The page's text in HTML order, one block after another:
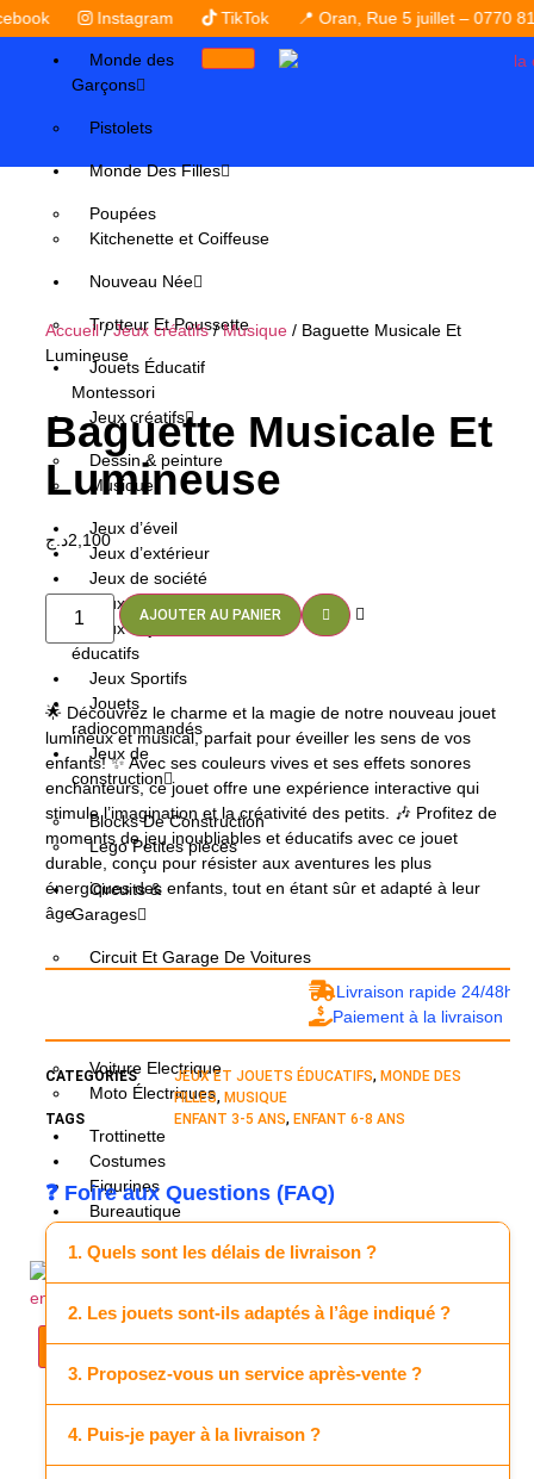
Instagram TikTok 📍 Oran, Rue 5 juillet – 0770 81 86 52
Monde des
Garçons
Pistolets
Monde Des Filles
Poupées
Kitchenette et Coiffeuse
Nouveau Née
Trotteur Et Poussette
Jouets Éducatif
Montessori
Jeux créatifs
Dessin & peinture
Musique
Jeux d’éveil
Jeux d’extérieur
Jeux de société
Jeux électroniques
Jeux et jouets
éducatifs
Jeux Sportifs
Jouets
radiocommandés
Jeux de
construction
Blocks De Construction
Lego Petites pièces
Circuits &
Garages
Circuit Et Garage De Voitures
Voiture Electrique
Moto Électriques
Trottinette
Costumes
Figurines
Bureautique
X
Accueil/Jeux créatifs/Musique/ Baguette Musicale Et
Lumineuse
Baguette Musicale Et
Lumineuse
2,100د.ج
AJOUTER AU PANIER
🌟 Découvrez le charme et la magie de notre nouveau jouet
lumineux et musical, parfait pour éveiller les sens de vos
enfants! ✨ Avec ses couleurs vives et ses effets sonores
enchanteurs, ce jouet offre une expérience interactive qui
stimule l’imagination et la créativité des petits. 🎶 Profitez de
moments de jeu inoubliables et éducatifs avec ce jouet
durable, conçu pour résister aux aventures les plus
énergiques des enfants, tout en étant sûr et adapté à leur
âge
Livraison rapide 24/48h
Paiement à la livraison
CATEGORIES JEUX ET JOUETS ÉDUCATIFS, MONDE DES
FILLES, MUSIQUE
TAGS
ENFANT 3-5 ANS, ENFANT 6-8 ANS
❓ Foire aux Questions (FAQ)
1. Quels sont les délais de livraison ?
2. Les jouets sont-ils adaptés à l’âge indiqué ?
3. Proposez-vous un service après-vente ?
4. Puis-je payer à la livraison ?